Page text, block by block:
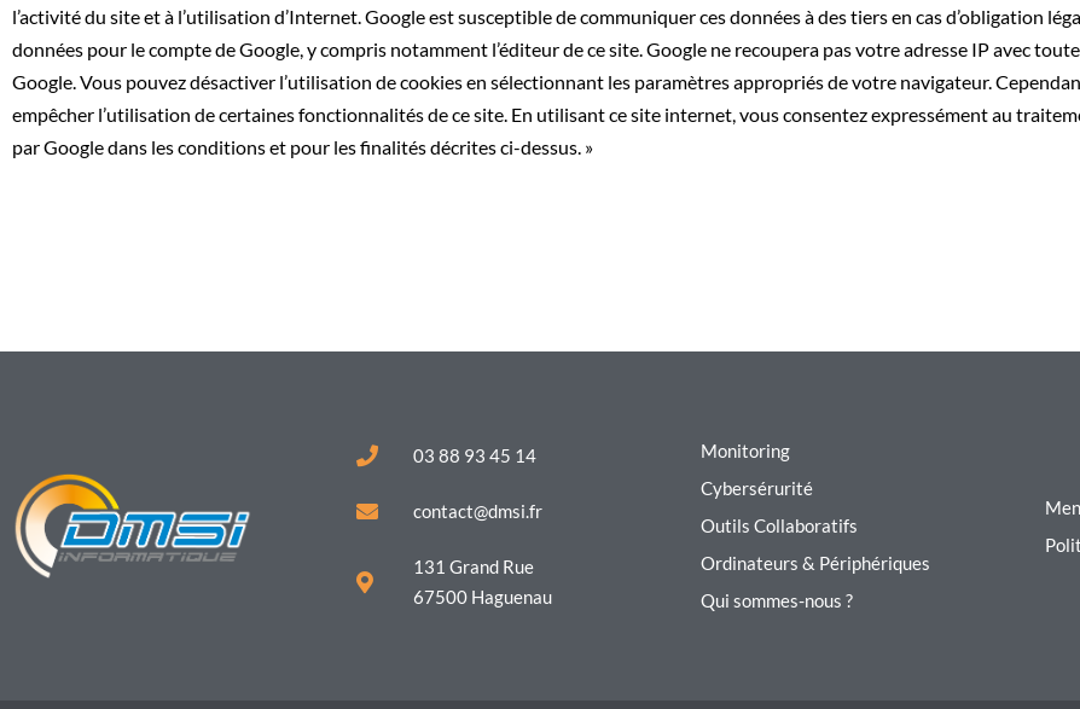
l’activité du site et à l’utilisation d’Internet. Google est susceptible de communiquer ces données à des tiers en cas d’obligation
données pour le compte de Google, y compris notamment l’éditeur de ce site. Google ne recoupera pas votre adresse IP avec
Google. Vous pouvez désactiver l’utilisation de cookies en sélectionnant les paramètres appropriés de votre navigateur.
empêcher l’utilisation de certaines fonctionnalités de ce site. En utilisant ce site internet, vous consentez expressément au
par Google dans les conditions et pour les finalités décrites ci-dessus. »
03 88 93 45 14
contact@dmsi.fr
131 Grand Rue
67500 Haguenau
Monitoring
Cybersérurité
Outils Collaboratifs
Ordinateurs & Périphériques
Qui sommes-nous ?